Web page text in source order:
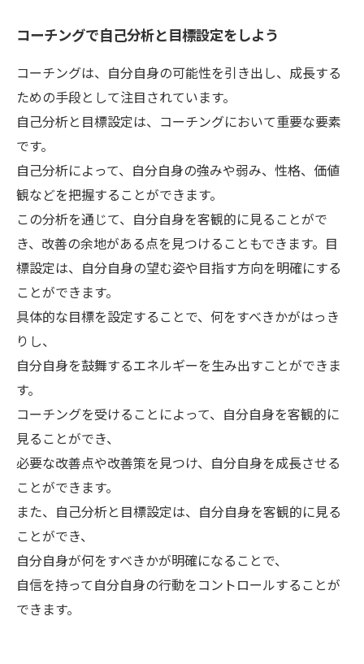
コーチングで自己分析と目標設定をしよう
コーチングは、自分自身の可能性を引き出し、成長する
ための手段として注目されています。
自己分析と目標設定は、コーチングにおいて重要な要素
です。
自己分析によって、自分自身の強みや弱み、性格、価値
観などを把握することができます。
この分析を通じて、自分自身を客観的に見ることがで
き、改善の余地がある点を見つけることもできます。目
標設定は、自分自身の望む姿や目指す方向を明確にする
ことができます。
具体的な目標を設定することで、何をすべきかがはっき
りし、
自分自身を鼓舞するエネルギーを生み出すことができま
す。
コーチングを受けることによって、自分自身を客観的に
見ることができ、
必要な改善点や改善策を見つけ、自分自身を成長させる
ことができます。
また、自己分析と目標設定は、自分自身を客観的に見る
ことができ、
自分自身が何をすべきかが明確になることで、
自信を持って自分自身の行動をコントロールすることが
できます。